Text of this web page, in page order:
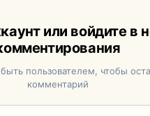
или войдите в
пользователем, чтобы
комментарий